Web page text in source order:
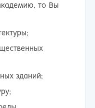
то Вы
зданий;